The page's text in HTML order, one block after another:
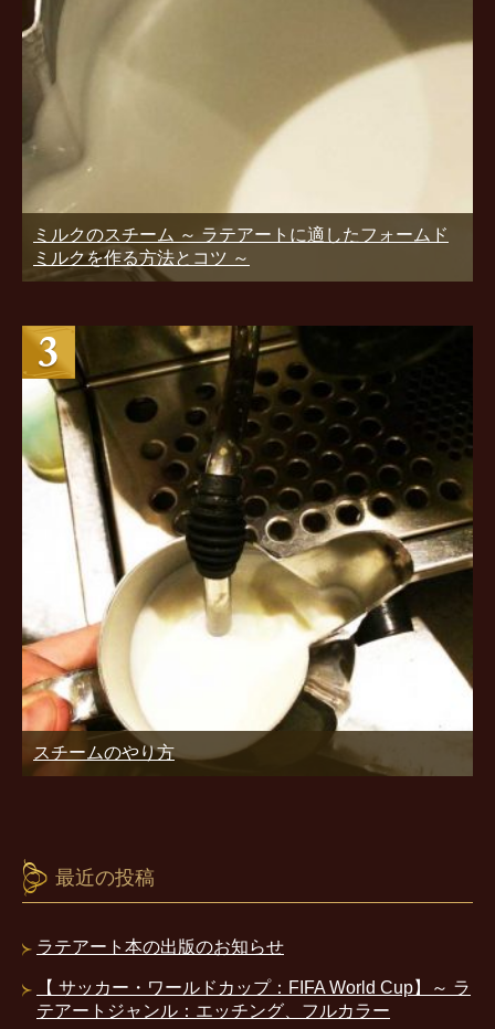
ミルクのスチーム ～ ラテアートに適したフォームド
ミルクを作る方法とコツ ～
スチームのやり方
最近の投稿
ラテアート本の出版のお知らせ
【 サッカー・ワールドカップ：FIFA World Cup】～ ラ
テアートジャンル：エッチング、フルカラー